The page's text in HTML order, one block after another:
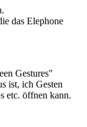
das Elephone
Gestures"
ist, ich Gesten
etc. öffnen kann.